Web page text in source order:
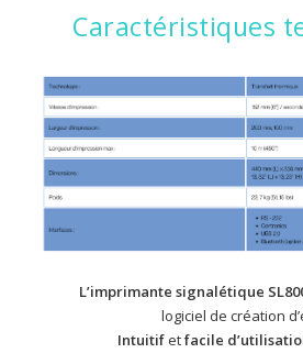
Caractéristiques
L’imprimante signalétique
logiciel de création
Intuitifetfacile